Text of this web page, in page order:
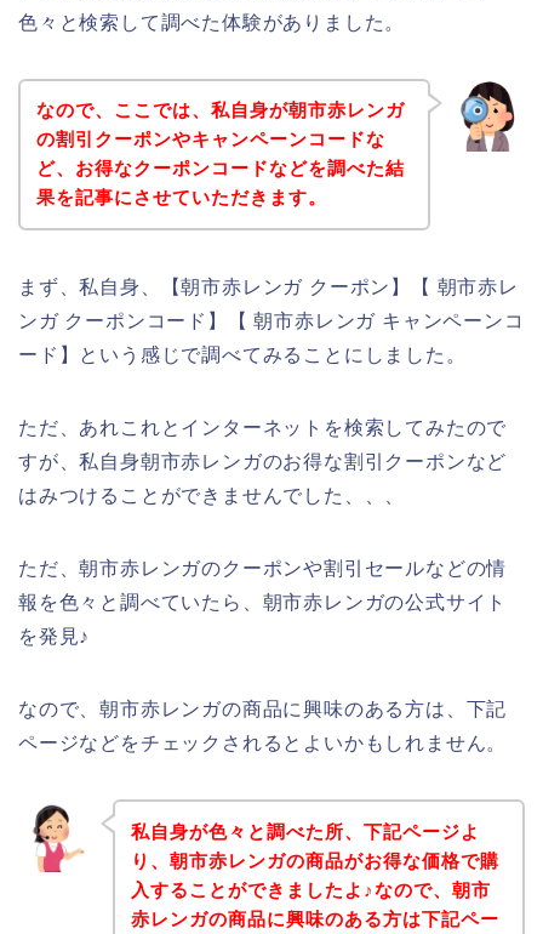
色々と検索して調べた体験がありました。
なので、ここでは、私自身が朝市赤レンガ
の割引クーポンやキャンペーンコードな
ど、お得なクーポンコードなどを調べた結
果を記事にさせていただきます。
まず、私自身、【朝市赤レンガ クーポン】【 朝市赤レ
ンガ クーポンコード】【 朝市赤レンガ キャンペーンコ
ード】という感じで調べてみることにしました。
ただ、あれこれとインターネットを検索してみたので
すが、私自身朝市赤レンガのお得な割引クーポンなど
はみつけることができませんでした、、、
ただ、朝市赤レンガのクーポンや割引セールなどの情
報を色々と調べていたら、朝市赤レンガの公式サイト
を発見♪
なので、朝市赤レンガの商品に興味のある方は、下記
ページなどをチェックされるとよいかもしれません。
私自身が色々と調べた所、下記ページよ
り、朝市赤レンガの商品がお得な価格で購
入することができましたよ♪なので、朝市
赤レンガの商品に興味のある方は下記ペー